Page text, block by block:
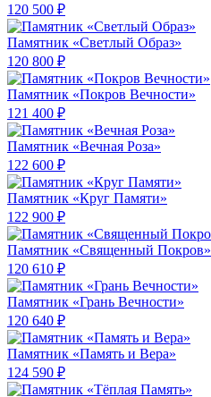
120 500 ₽
Памятник «Светлый Образ»
120 800 ₽
Памятник «Покров Вечности»
121 400 ₽
Памятник «Вечная Роза»
122 600 ₽
Памятник «Круг Памяти»
122 900 ₽
Памятник «Священный Покров»
120 610 ₽
Памятник «Грань Вечности»
120 640 ₽
Памятник «Память и Вера»
124 590 ₽